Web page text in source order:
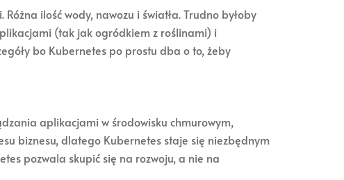
ilość wody, nawozu i światła. Trudno byłoby
(tak jak ogródkiem z roślinami) i
bo Kubernetes po prostu dba o to, żeby
aplikacjami w środowisku chmurowym,
biznesu, dlatego Kubernetes staje się niezbędnym
pozwala skupić się na rozwoju, a nie na